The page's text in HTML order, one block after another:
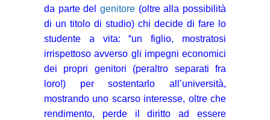
da parte del genitore (oltre alla possibilità
di un titolo di studio) chi decide di fare lo
studente a vita: “un figlio, mostratosi
irrispettoso avverso gli impegni economici
dei propri genitori (peraltro separati fra
loro!) per sostentarlo all’università,
mostrando uno scarso interesse, oltre che
rendimento, perde il diritto ad essere